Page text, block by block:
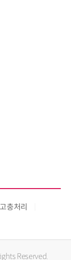
고충처리
Reserved.